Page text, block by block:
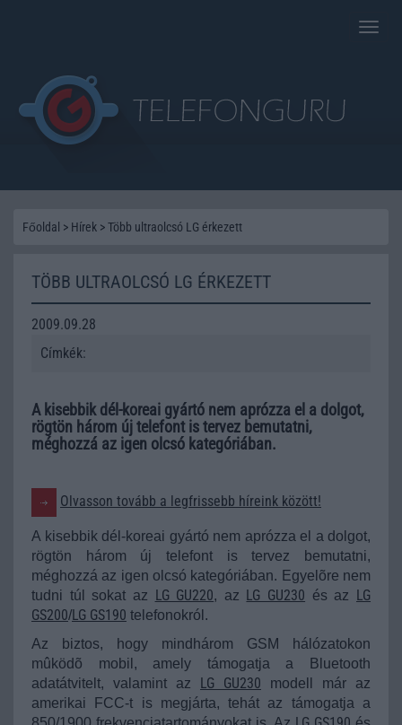
Toggle
Főoldal > Hírek >Több ultraolcsó LG érkezett
TÖBB ULTRAOLCSÓ LG ÉRKEZETT
2009.09.28
Címkék:
A kisebbik dél-koreai gyártó nem aprózza el a dolgot,
rögtön három új telefont is tervez bemutatni,
méghozzá az igen olcsó kategóriában.
Olvasson tovább a legfrissebb híreink között!
A kisebbik dél-koreai gyártó nem aprózza el a dolgot,
rögtön három új telefont is tervez bemutatni,
méghozzá az igen olcsó kategóriában. Egyelõre nem
tudni túl sokat az LG GU220, az LG GU230 és az LG
GS200/LG GS190 telefonokról.
Az biztos, hogy mindhárom GSM hálózatokon
mûködõ mobil, amely támogatja a Bluetooth
adatátvitelt, valamint az LG GU230 modell már az
amerikai FCC-t is megjárta, tehát az támogatja a